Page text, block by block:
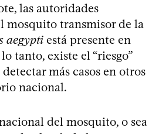
las autoridades
mosquito transmisor de la
aegypti está presente en
tanto, existe el “riesgo”
más casos en otros
nacional.
del mosquito, o sea